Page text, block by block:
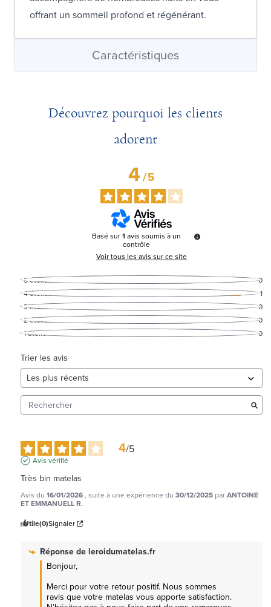
offrant un sommeil profond et régénérant.
Caractéristiques
Découvrez pourquoi les clients
adorent
4/5
Basé sur1avis soumis à un
contrôle
Voir tous les avis sur ce site
5étoiles
0
4étoiles
1
3étoiles
0
2étoiles
0
1étoile 0
Trier les avis
4/5
Avis vérifié
Très bin matelas
Avis du 16/01/2026, suite à une expérience du 30/12/2025 parANTOINE
ET EMMANUELL R.
Utile(0)Signaler
Réponse deleroidumatelas.fr
Bonjour,
Merci pour votre retour positif. Nous sommes
ravis que votre matelas vous apporte satisfaction.